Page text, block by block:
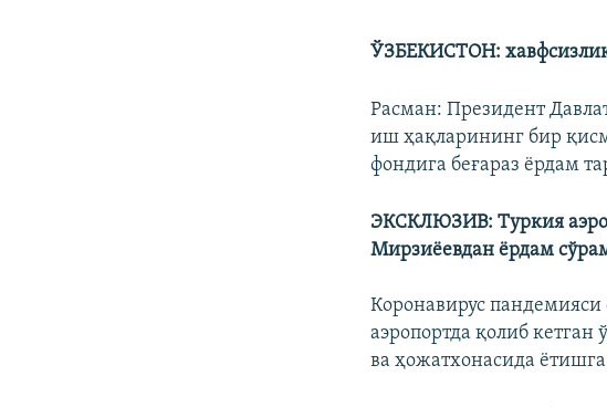
ЎЗБЕКИСТОН:
Расман: Президент
иш ҳақларининг бир
фондига беғараз ёрдам
ЭКСКЛЮЗИВ: Туркия
Мирзиëевдан ëрдам
Коронавирус пандемияси
аэропортда қолиб
ва ҳожатхонасида